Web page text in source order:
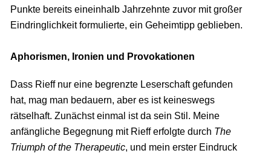
Punkte bereits eineinhalb Jahrzehnte zuvor mit großer
Eindringlichkeit formulierte, ein Geheimtipp geblieben.
Aphorismen, Ironien und Provokationen
Dass Rieff nur eine begrenzte Leserschaft gefunden
hat, mag man bedauern, aber es ist keineswegs
rätselhaft. Zunächst einmal ist da sein Stil. Meine
anfängliche Begegnung mit Rieff erfolgte durch The
Triumph of the Therapeutic, und mein erster Eindruck